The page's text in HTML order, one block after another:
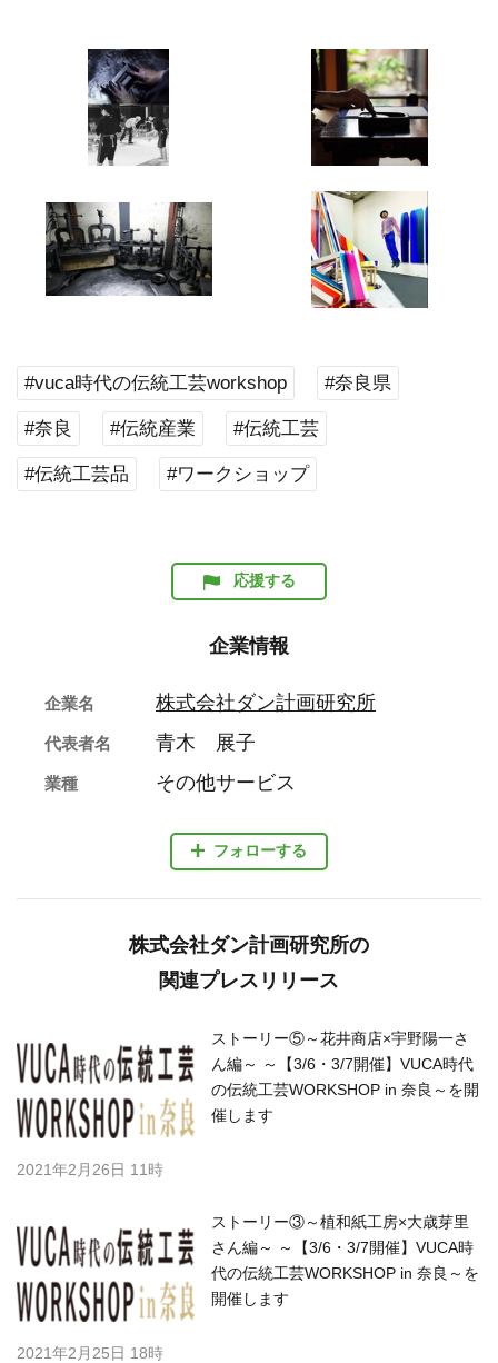
#vuca時代の伝統工芸workshop #奈良県
#奈良 #伝統産業 #伝統工芸
#伝統工芸品 #ワークショップ
応援する
企業情報
フォローする
企業名 株式会社ダン計画研究所
代表者名 青木 展子
業種 その他サービス
株式会社ダン計画研究所の
関連プレスリリース
ストーリー⑤～花井商店×宇野陽一さ
ん編～ ～【3/6・3/7開催】VUCA時代
の伝統工芸WORKSHOP in 奈良～を開
催します
2021年2月26日 11時
ストーリー③～植和紙工房×大歳芽里
さん編～ ～【3/6・3/7開催】VUCA時
代の伝統工芸WORKSHOP in 奈良～を
開催します
2021年2月25日 18時